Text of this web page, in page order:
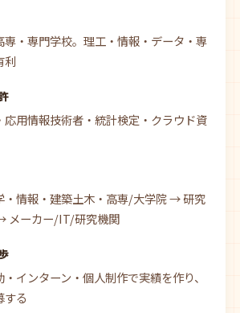
専・専門学校。理工・情報・データ・専
利
応用情報技術者・統計検定・クラウド資
・情報・建築土木・高専/大学院 → 研究
メーカー/IT/研究機関
インターン・個人制作で実績を作り、
する